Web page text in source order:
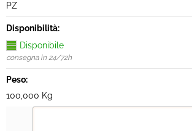
PZ
Disponibilità:
Disponibile
consegna in 24/72h
Peso:
100,000 Kg